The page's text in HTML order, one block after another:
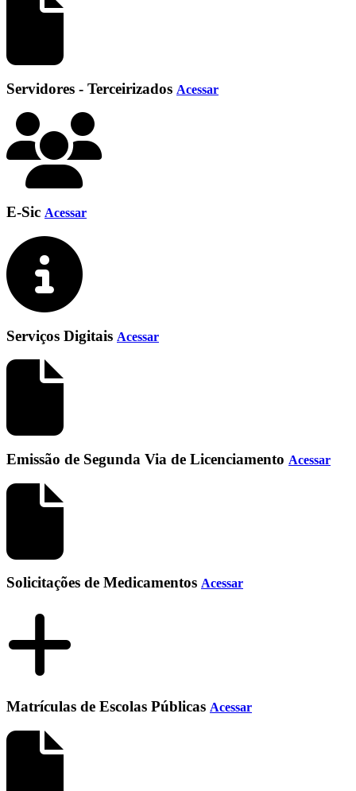
Servidores - Terceirizados Acessar
E-Sic Acessar
Serviços Digitais Acessar
Emissão de Segunda Via de Licenciamento Acessar
Solicitações de Medicamentos Acessar
Matrículas de Escolas Públicas Acessar